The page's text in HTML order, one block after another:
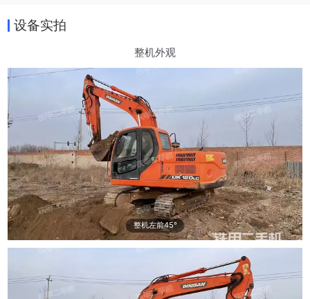
设备实拍
整机外观
整机左前45°